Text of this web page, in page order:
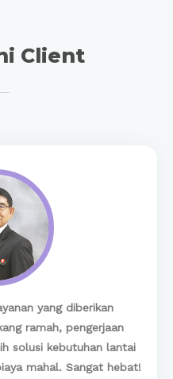
Client
yang diberikan
ramah, pengerjaan
solusi kebutuhan lantai
mahal. Sangat hebat!